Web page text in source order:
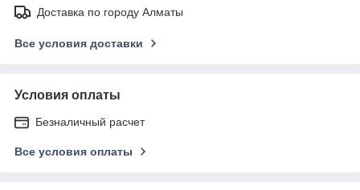
Доставка по городу Алматы
Все условия доставки
Условия оплаты
Безналичный расчет
Все условия оплаты